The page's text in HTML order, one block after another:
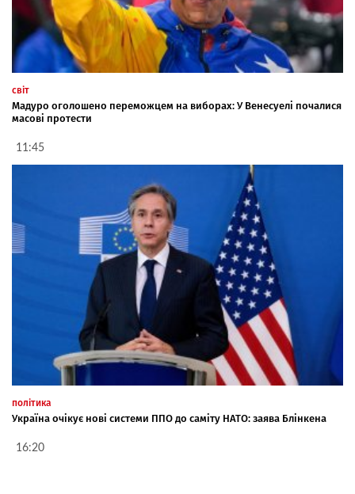
світ
Мадуро оголошено переможцем на виборах: У Венесуелі почалися
масові протести
11:45
політика
Україна очікує нові системи ППО до саміту НАТО: заява Блінкена
16:20